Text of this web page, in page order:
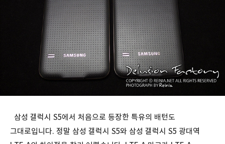
삼성 갤럭시 S5에서 처음으로 등장한 특유의 배턴도
그대로입니다. 정말 삼성 갤럭시 S5와 삼성 갤럭시 S5 광대역